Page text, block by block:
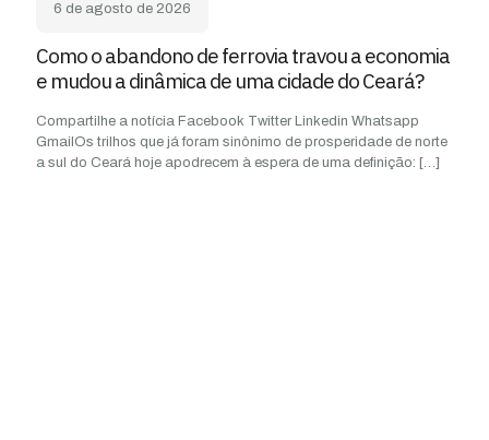
6 de agosto de 2026
Como o abandono de ferrovia travou a economia
e mudou a dinâmica de uma cidade do Ceará?
Compartilhe a notícia Facebook Twitter Linkedin Whatsapp
GmailOs trilhos que já foram sinônimo de prosperidade de norte
a sul do Ceará hoje apodrecem à espera de uma definição: […]